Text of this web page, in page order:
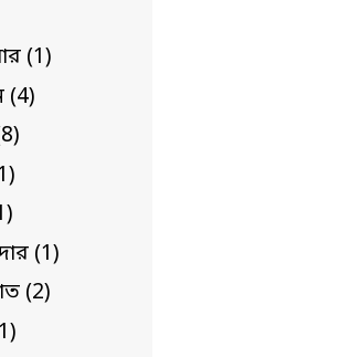
(1)
(4)
(1)
(2)